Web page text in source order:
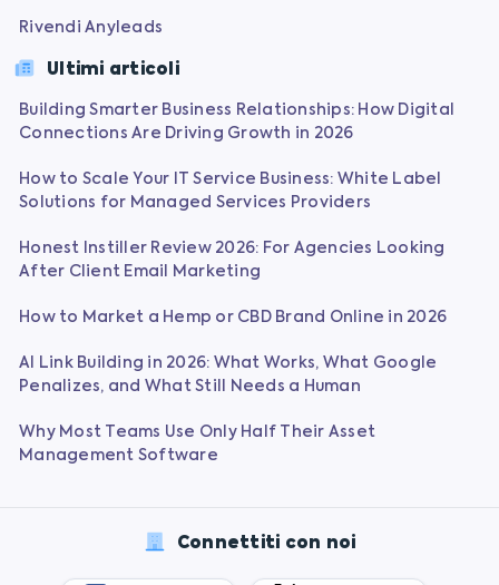
Rivendi Anyleads
Ultimi articoli
Building Smarter Business Relationships: How Digital
Connections Are Driving Growth in 2026
How to Scale Your IT Service Business: White Label
Solutions for Managed Services Providers
Honest Instiller Review 2026: For Agencies Looking
After Client Email Marketing
How to Market a Hemp or CBD Brand Online in 2026
AI Link Building in 2026: What Works, What Google
Penalizes, and What Still Needs a Human
Why Most Teams Use Only Half Their Asset
Management Software
Connettiti con noi